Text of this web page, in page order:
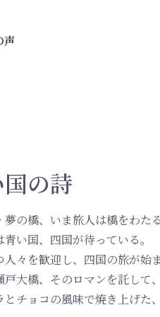
声
の詩
の橋、いま旅人は橋をわたる
青い国、四国が待っている。
人々を歓迎し、四国の旅が始
戸大橋、そのロマンを託して
とチョコの風味で焼き上げた